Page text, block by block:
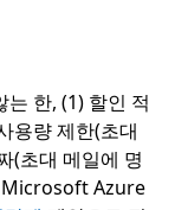
한, (1) 할인 적
용량 제한(초대
(초대 메일에 명
Microsoft Azure